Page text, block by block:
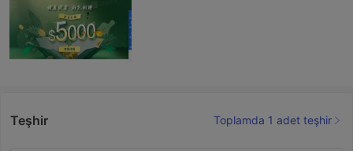
Teşhir Toplamda 1 adet teşhir